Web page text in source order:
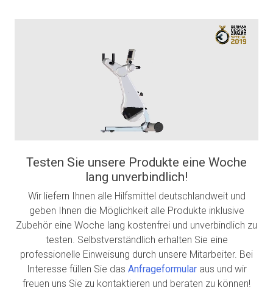
Testen Sie unsere Produkte eine Woche
lang unverbindlich!
Wir liefern Ihnen alle Hilfsmittel deutschlandweit und
geben Ihnen die Möglichkeit alle Produkte inklusive
Zubehör eine Woche lang kostenfrei und unverbindlich zu
testen. Selbstverständlich erhalten Sie eine
professionelle Einweisung durch unsere Mitarbeiter. Bei
Interesse füllen Sie das Anfrageformularaus und wir
freuen uns Sie zu kontaktieren und beraten zu können!